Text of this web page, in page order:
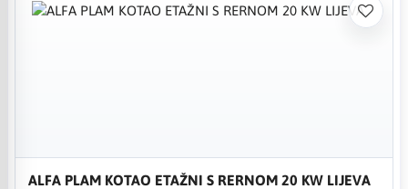
ALFA PLAM KOTAO ETAŽNI S RERNOM 20 KW LIJEVA